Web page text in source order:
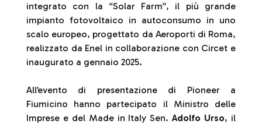
integrato con la “Solar Farm”, il più grande
impianto fotovoltaico in autoconsumo in uno
scalo europeo, progettato da Aeroporti di Roma,
realizzato da Enel in collaborazione con Circet e
inaugurato a gennaio 2025.
All’evento di presentazione di Pioneer a
Fiumicino hanno partecipato il Ministro delle
Imprese e del Made in Italy Sen.Adolfo Urso, il